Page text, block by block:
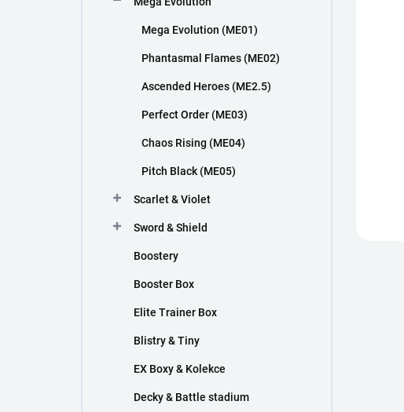
Mega Evolution (ME01)
Phantasmal Flames (ME02)
Ascended Heroes (ME2.5)
Perfect Order (ME03)
Chaos Rising (ME04)
Pitch Black (ME05)
Scarlet & Violet
Sword & Shield
Boostery
Booster Box
Elite Trainer Box
Blistry & Tiny
EX Boxy & Kolekce
Decky & Battle stadium